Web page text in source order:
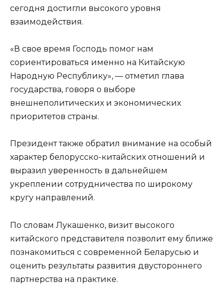
сегодня достигли высокого уровня
взаимодействия.
«В свое время Господь помог нам
сориентироваться именно на Китайскую
Народную Республику», — отметил глава
государства, говоря о выборе
внешнеполитических и экономических
приоритетов страны.
Президент также обратил внимание на особый
характер белорусско-китайских отношений и
выразил уверенность в дальнейшем
укреплении сотрудничества по широкому
кругу направлений.
По словам Лукашенко, визит высокого
китайского представителя позволит ему ближе
познакомиться с современной Беларусью и
оценить результаты развития двустороннего
партнерства на практике.